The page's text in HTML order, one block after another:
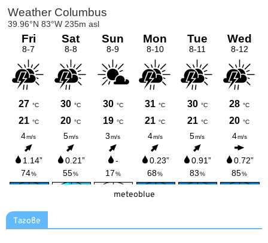
meteoblue
Тагове